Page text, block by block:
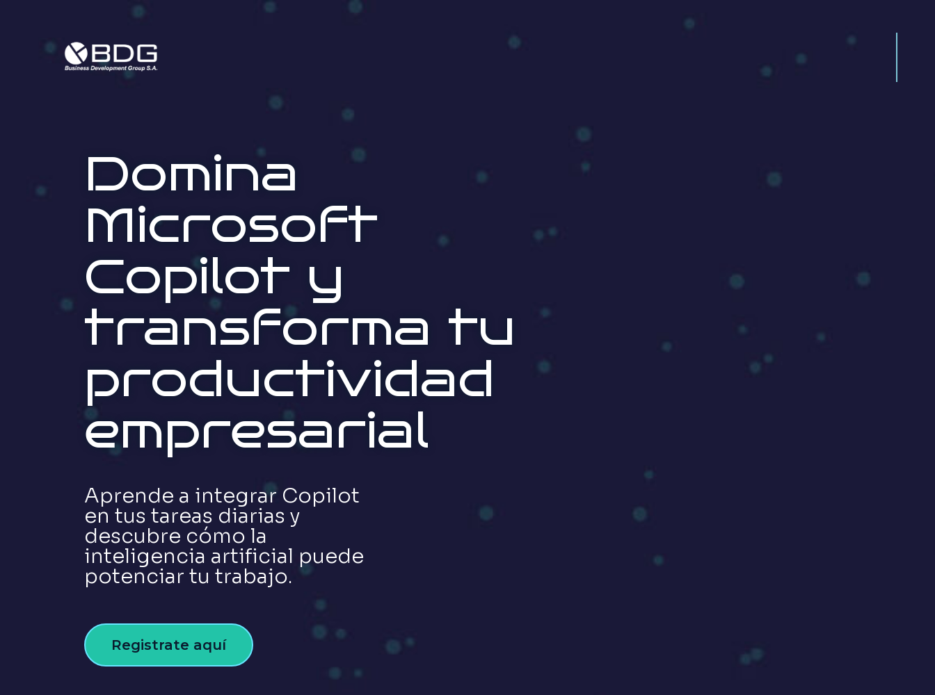
Domina
Microsoft
Copilot y
transforma tu
productividad
empresarial
Aprende a integrar Copilot
en tus tareas diarias y
descubre cómo la
inteligencia artificial puede
potenciar tu trabajo.
Registrate aquí